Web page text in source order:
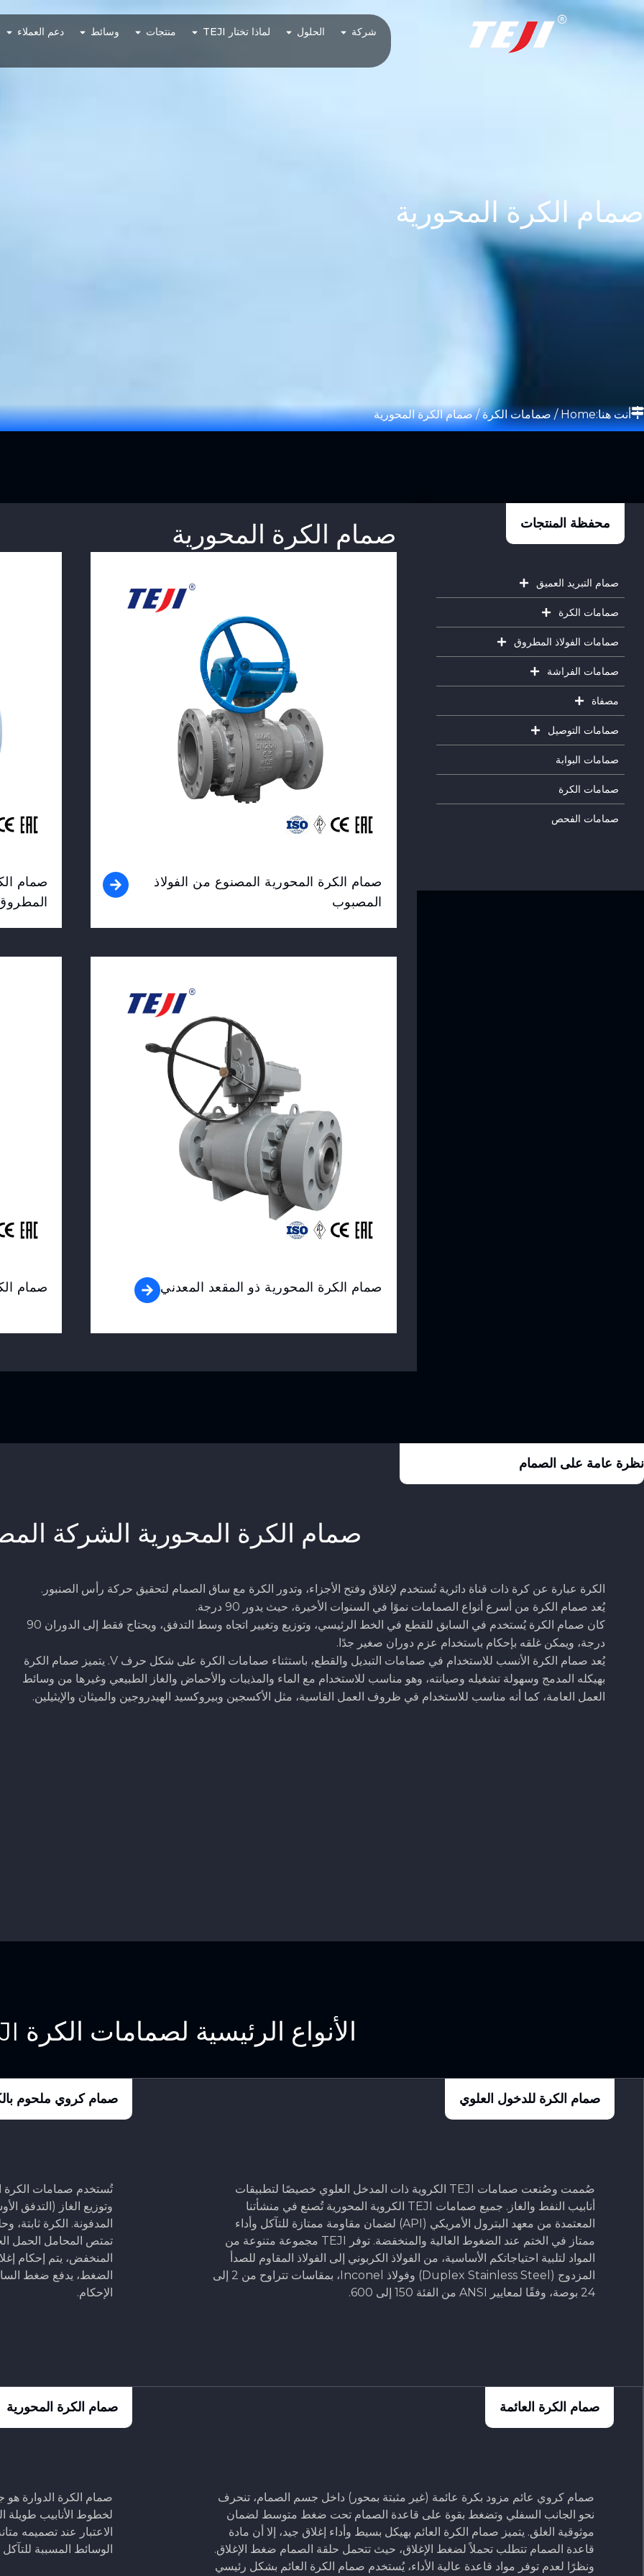
شركة الحلول لماذا تختار TEJI منتجات وسائط دعم العملاء
صمام الكرة المحورية
أنت هنا:Home
/صمامات الكرة/ صمام الكرة المحورية
محفظة المنتجات
صمام التبريد العميق
صمامات الكرة
صمامات الفولاذ المطروق
صمامات الفراشة
مصفاة
صمامات التوصيل
صمامات البوابة
صمامات الكرة
صمامات الفحص
صمام الكرة المحورية
صمام الكرة المحورية المصنوع من الفولاذ
المصبوب
صمام
صمام الكرة المحورية ذو المقعد المعدني صمام
صمام الكرة المحورية الشركة
الكرة عبارة عن كرة ذات قناة دائرية تُستخدم لإغلاق وفتح الأجزاء، وتدور الكرة مع ساق الصمام لتحقيق حركة رأس الصنبور.
يُعد صمام الكرة من أسرع أنواع الصمامات نموًا في السنوات الأخيرة، حيث يدور 90 درجة.
كان صمام الكرة يُستخدم في السابق للقطع في الخط الرئيسي، وتوزيع وتغيير اتجاه وسط التدفق، ويحتاج فقط إلى الدوران 90
درجة، ويمكن غلقه بإحكام باستخدام عزم دوران صغير جدًا.
يُعد صمام الكرة الأنسب للاستخدام في صمامات التبديل والقطع، باستثناء صمامات الكرة على شكل حرف V. يتميز صمام الكرة
بهيكله المدمج وسهولة تشغيله وصيانته، وهو مناسب للاستخدام مع الماء والمذيبات والأحماض والغاز الطبيعي وغيرها من وسائط
العمل العامة، كما أنه مناسب للاستخدام في ظروف العمل القاسية، مثل الأكسجين وبيروكسيد الهيدروجين والميثان والإيثيلين.
نظرة عامة على الصمام
الأنواع الرئيسية لصمامات الكرة TEJI
صمام الكرة للدخول العلوي
صُممت وصُنعت صمامات TEJI الكروية ذات المدخل العلوي خصيصًا لتطبيقات
أنابيب النفط والغاز. جميع صمامات TEJI الكروية المحورية تُصنع في منشأتنا
المعتمدة من معهد البترول الأمريكي (API) لضمان مقاومة ممتازة للتآكل وأداء
ممتاز في الختم عند الضغوط العالية والمنخفضة. توفر TEJI مجموعة متنوعة من
المواد لتلبية احتياجاتكم الأساسية، من الفولاذ الكربوني إلى الفولاذ المقاوم للصدأ
المزدوج (Duplex Stainless Steel) وفولاذ Inconel، بمقاسات تتراوح من 2 إلى
24 بوصة، وفقًا لمعايير ANSI من الفئة 150 إلى 600.
صمام كروي ملحوم
تُستخدم صمامات الكرة
وتوزيع الغاز (التدفق
المدفونة. الكرة
تمتص المحامل الحمل
المنخفض، يتم إحكام
الضغط، يدفع ضغط
الإحكام.
صمام الكرة العائمة
صمام كروي عائم مزود بكرة عائمة (غير مثبتة بمحور) داخل جسم الصمام، تنحرف
نحو الجانب السفلي وتضغط بقوة على قاعدة الصمام تحت ضغط متوسط ​​لضمان
موثوقية الغلق. يتميز صمام الكرة العائم بهيكل بسيط وأداء إغلاق جيد، إلا أن مادة
قاعدة الصمام تتطلب تحملاً لضغط الإغلاق، حيث تتحمل حلقة الصمام ضغط الإغلاق.
ونظرًا لعدم توفر مواد قاعدة عالية الأداء، يُستخدم صمام الكرة العائم بشكل رئيسي
صمام الكرة المحورية
صمام الكرة الدوارة هو
لخطوط الأنابيب طويلة
الاعتبار عند تصميمه
الوسائط المسببة